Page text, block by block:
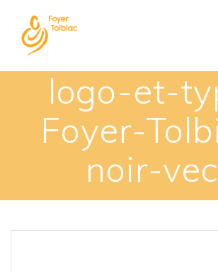
logo-et-
Foyer-
noir-